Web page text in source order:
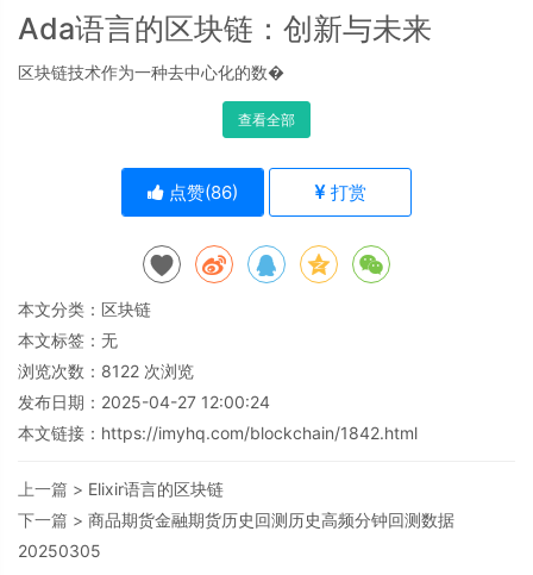
Ada语言的区块链：创新与未来
区块链技术作为一种去中心化的数�
查看全部
点赞(86) 打赏
本文分类： 区块链
本文标签：无
浏览次数： 8122 次浏览
发布日期：2025-04-27 12:00:24
本文链接： https://imyhq.com/blockchain/1842.html
上一篇 > Elixir语言的区块链
下一篇 > 商品期货金融期货历史回测历史高频分钟回测数据
20250305